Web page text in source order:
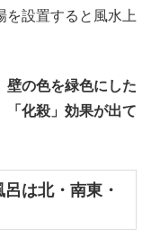
を設置すると風水上
壁の色を緑色にした
「化殺」効果が出て
は北・南東・